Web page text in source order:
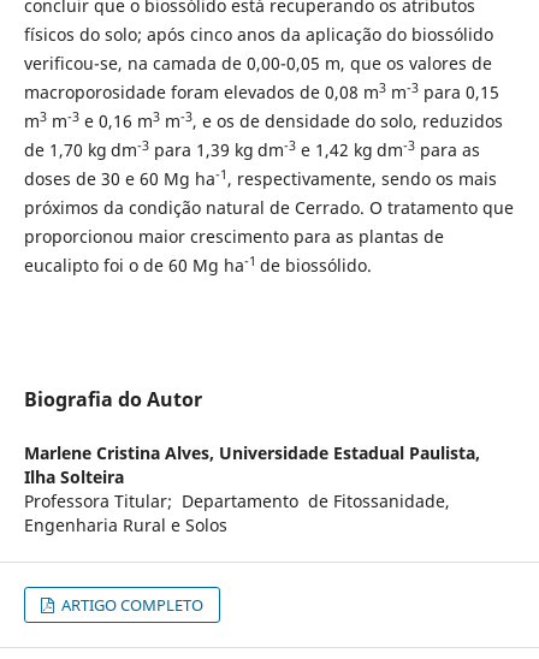
concluir que o biossólido está recuperando os atributos
físicos do solo; após cinco anos da aplicação do biossólido
verificou-se, na camada de 0,00-0,05 m, que os valores de
macroporosidade foram elevados de 0,08 m3m-3para 0,15
m3m-3e 0,16 m3m-3, e os de densidade do solo, reduzidos
de 1,70 kg dm-3para 1,39 kg dm-3e 1,42 kg dm-3para as
doses de 30 e 60 Mg ha-1 , respectivamente, sendo os mais
próximos da condição natural de Cerrado. O tratamento que
proporcionou maior crescimento para as plantas de
eucalipto foi o de 60 Mg ha-1 de biossólido.
Biografia do Autor
Marlene Cristina Alves, Universidade Estadual Paulista,
Ilha Solteira
Professora Titular; Departamento de Fitossanidade,
Engenharia Rural e Solos
ARTIGO COMPLETO